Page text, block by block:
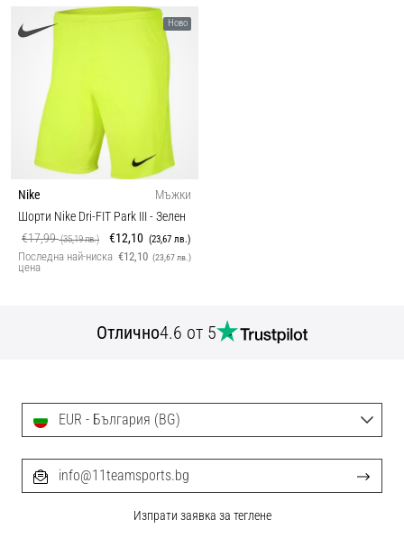
Ново
Nike
Мъжки
Шорти Nike Dri-FIT Park III- Зелен
€17,99(35,19 лв.) €12,10 (23,67 лв.)
Последна най-ниска
цена
€12,10 (23,67 лв.)
Отлично4.6 от 5
EUR - България (BG)
info@11teamsports.bg
Изпрати заявка за теглене